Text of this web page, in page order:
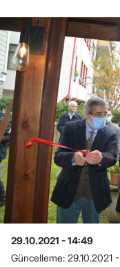
29.10.2021 - 14:49
Güncelleme: 29.10.2021 -